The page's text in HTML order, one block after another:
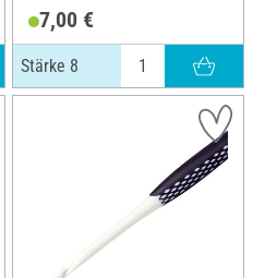
7,00 €
Stärke 8